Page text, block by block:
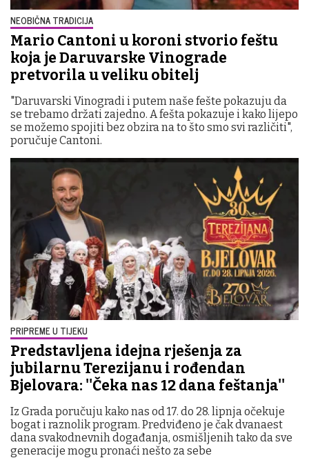
NEOBIČNA TRADICIJA
Mario Cantoni u koroni stvorio feštu
koja je Daruvarske Vinograde
pretvorila u veliku obitelj
"Daruvarski Vinogradi i putem naše fešte pokazuju da
se trebamo držati zajedno. A fešta pokazuje i kako lijepo
se možemo spojiti bez obzira na to što smo svi različiti",
poručuje Cantoni.
PRIPREME U TIJEKU
Predstavljena idejna rješenja za
jubilarnu Terezijanu i rođendan
Bjelovara: ''Čeka nas 12 dana feštanja''
Iz Grada poručuju kako nas od 17. do 28. lipnja očekuje
bogat i raznolik program. Predviđeno je čak dvanaest
dana svakodnevnih događanja, osmišljenih tako da sve
generacije mogu pronaći nešto za sebe